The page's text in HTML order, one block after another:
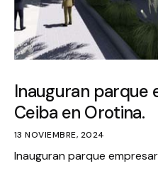
Inauguran parque
Ceiba en Orotina.
13 NOVIEMBRE, 2024
Inauguran parque